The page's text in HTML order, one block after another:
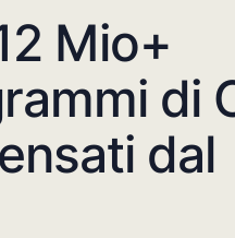
Mio+
di
dal